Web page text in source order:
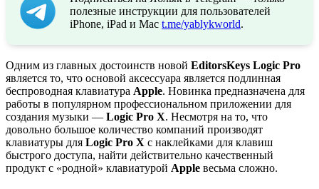
полезные инструкции для пользователей
iPhone, iPad и Mac t.me/yablykworld.
Одним из главных достоинств новой EditorsKeys Logic Pro
является то, что основой аксессуара является подлинная
беспроводная клавиатура Apple. Новинка предназначена для
работы в популярном профессиональном приложении для
создания музыки — Logic Pro X. Несмотря на то, что
довольно большое количество компаний производят
клавиатуры для Logic Pro X с наклейками для клавиш
быстрого доступа, найти действительно качественный
продукт с «родной» клавиатурой Apple весьма сложно.